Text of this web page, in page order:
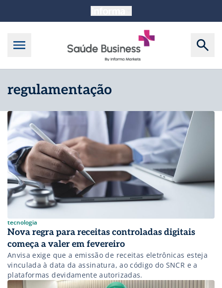
regulamentação
tecnologia
Nova regra para receitas controladas digitais
começa a valer em fevereiro
Anvisa exige que a emissão de receitas eletrônicas esteja
vinculada à data da assinatura, ao código do SNCR e a
plataformas devidamente autorizadas.